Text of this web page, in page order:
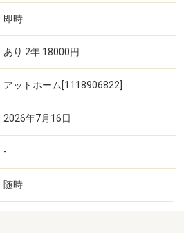
即時
あり 2年 18000円
アットホーム[1118906822]
2026年7月16日
-
随時